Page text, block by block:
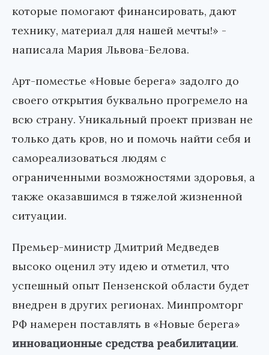
которые помогают финансировать, дают
технику, материал для нашей мечты!» -
написала Мария Львова-Белова.
Арт-поместье «Новые берега» задолго до
своего открытия буквально прогремело на
всю страну. Уникальный проект призван не
только дать кров, но и помочь найти себя и
самореализоваться людям с
ограниченными возможностями здоровья, а
также оказавшимся в тяжелой жизненной
ситуации.
Премьер-министр Дмитрий Медведев
высоко оценил эту идею и отметил, что
успешный опыт Пензенской области будет
внедрен в других регионах. Минпромторг
РФ намерен поставлять в «Новые берега»
инновационные средства реабилитации.